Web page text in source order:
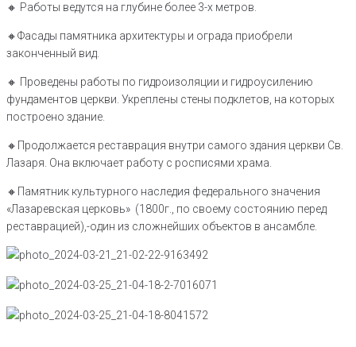
🔸️ Работы ведутся на глубине более 3-х метров.
🔸️Фасады памятника архитектуры и ограда приобрели
законченный вид.
🔸️ Проведены работы по гидроизоляции и гидроусилению
фундаментов церкви. Укреплены стены подклетов, на которых
построено здание.
🔸️Продолжается реставрация внутри самого здания церкви Св.
Лазаря. Она включает работу с росписями храма.
🔸️Памятник культурного наследия федерального значения
«Лазаревская церковь» (1800г., по своему состоянию перед
реставрацией),-один из сложнейших объектов в ансамбле.